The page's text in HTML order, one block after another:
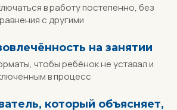
в работу постепенно, без
с другими
на занятии
чтобы ребёнок не уставал и
в процесс
который объясняет,